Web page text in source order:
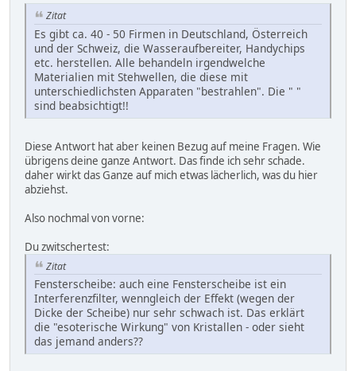
Zitat
Es gibt ca. 40 - 50 Firmen in Deutschland, Österreich
und der Schweiz, die Wasseraufbereiter, Handychips
etc. herstellen. Alle behandeln irgendwelche
Materialien mit Stehwellen, die diese mit
unterschiedlichsten Apparaten "bestrahlen". Die " "
sind beabsichtigt!!
Diese Antwort hat aber keinen Bezug auf meine Fragen. Wie
übrigens deine ganze Antwort. Das finde ich sehr schade.
daher wirkt das Ganze auf mich etwas lächerlich, was du hier
abziehst.
Also nochmal von vorne:
Du zwitschertest:
Zitat
Fensterscheibe: auch eine Fensterscheibe ist ein
Interferenzfilter, wenngleich der Effekt (wegen der
Dicke der Scheibe) nur sehr schwach ist. Das erklärt
die "esoterische Wirkung" von Kristallen - oder sieht
das jemand anders??